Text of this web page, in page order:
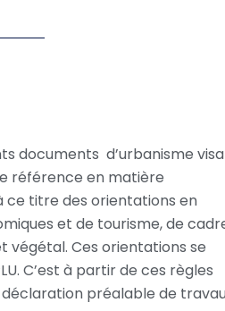
documents d’urbanisme
référence en matière
ce titre des orientations en
et de tourisme, de
végétal. Ces orientations se
C’est à partir de ces règles
préalable de